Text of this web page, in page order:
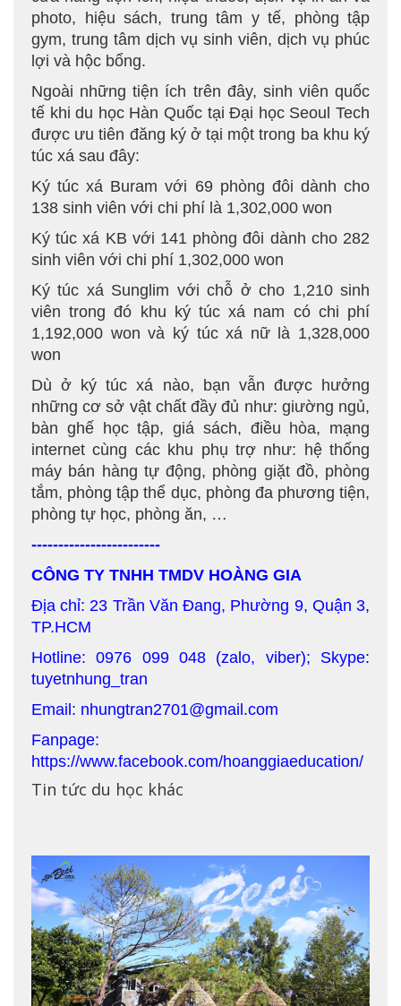
photo, hiệu sách, trung tâm y tế, phòng tập
gym, trung tâm dịch vụ sinh viên, dịch vụ phúc
lợi và hộc bổng.
Ngoài những tiện ích trên đây, sinh viên quốc
tế khi du học Hàn Quốc tại Đại học Seoul Tech
được ưu tiên đăng ký ở tại một trong ba khu ký
túc xá sau đây:
Ký túc xá Buram với 69 phòng đôi dành cho
138 sinh viên với chi phí là 1,302,000 won
Ký túc xá KB với 141 phòng đôi dành cho 282
sinh viên với chi phí 1,302,000 won
Ký túc xá Sunglim với chỗ ở cho 1,210 sinh
viên trong đó khu ký túc xá nam có chi phí
1,192,000 won và ký túc xá nữ là 1,328,000
won
Dù ở ký túc xá nào, bạn vẫn được hưởng
những cơ sở vật chất đầy đủ như: giường ngủ,
bàn ghế học tập, giá sách, điều hòa, mạng
internet cùng các khu phụ trợ như: hệ thống
máy bán hàng tự động, phòng giặt đồ, phòng
tắm, phòng tập thể dục, phòng đa phương tiện,
phòng tự học, phòng ăn, …
------------------------
CÔNG TY TNHH TMDV HOÀNG GIA
Địa chỉ: 23 Trần Văn Đang, Phường 9, Quận 3,
TP.HCM
Hotline: 0976 099 048 (zalo, viber); Skype:
tuyetnhung_tran
Email: nhungtran2701@gmail.com
Fanpage:
https://www.facebook.com/hoanggiaeducation/
Tin tức du học khác